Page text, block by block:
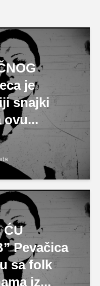
je
snajki
ovu...
ĆU
Pevačica
sa folk
iz...